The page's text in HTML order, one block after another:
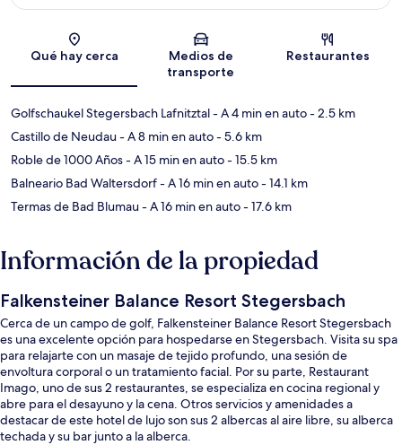
Sección del mapa
Qué hay cerca
Medios de
transporte
Restaurantes
Golfschaukel Stegersbach Lafnitztal- A 4 min en auto- 2.5 km
Castillo de Neudau- A 8 min en auto- 5.6 km
Roble de 1000 Años- A 15 min en auto- 15.5 km
Balneario Bad Waltersdorf- A 16 min en auto- 14.1 km
Termas de Bad Blumau- A 16 min en auto- 17.6 km
Información de la propiedad
Falkensteiner Balance Resort Stegersbach
Cerca de un campo de golf, Falkensteiner Balance Resort Stegersbach
es una excelente opción para hospedarse en Stegersbach. Visita su spa
para relajarte con un masaje de tejido profundo, una sesión de
envoltura corporal o un tratamiento facial. Por su parte, Restaurant
Imago, uno de sus 2 restaurantes, se especializa en cocina regional y
abre para el desayuno y la cena. Otros servicios y amenidades a
destacar de este hotel de lujo son sus 2 albercas al aire libre, su alberca
techada y su bar junto a la alberca.